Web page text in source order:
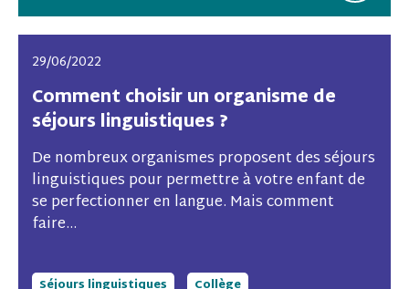
29/06/2022
Comment choisir un organisme de
séjours linguistiques ?
De nombreux organismes proposent des séjours
linguistiques pour permettre à votre enfant de
se perfectionner en langue. Mais comment
faire...